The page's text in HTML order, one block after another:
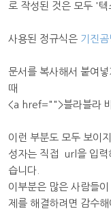
로 작성된 것은 모두 '텍
사용된 정규식은 기진곰
문서를 복사해서 붙여
때
<a href="">블라블라
이런 부분도 모두 보이
성자는 직접 url을 입력
습니다.
이부분은 많은 사람들
제를 해결하려면 감수